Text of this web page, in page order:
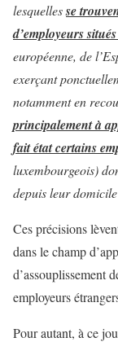
lesquellesse
d’employeurs situés
européenne, de
exerçant
notamment en
principalement à
fait état certains
luxembourgeois)
depuis leur
Ces précisions
dans le champ
d’assouplissement
employeurs
Pour autant, à ce